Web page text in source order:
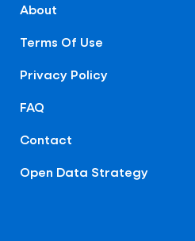
About
Terms Of Use
Privacy Policy
FAQ
Contact
Open Data Strategy